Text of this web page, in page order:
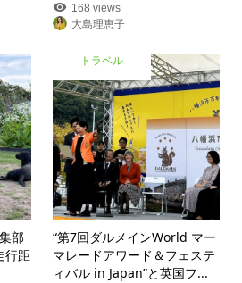
168 views
大島理恵子
部
行距
トラベル
“第7回ダルメインWorld マー
マレードアワード＆フェステ
ィバル in Japan”と英国フ...